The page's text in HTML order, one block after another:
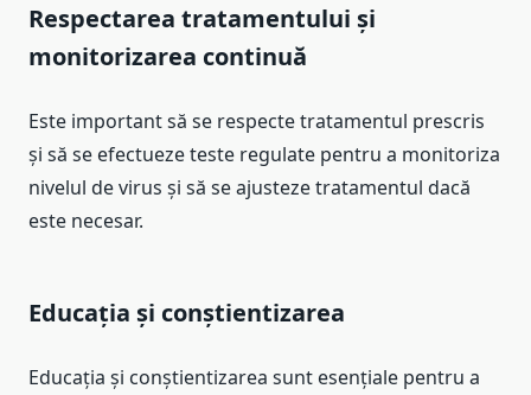
Respectarea tratamentului și
monitorizarea continuă
Este important să se respecte tratamentul prescris
și să se efectueze teste regulate pentru a monitoriza
nivelul de virus și să se ajusteze tratamentul dacă
este necesar.
Educația și conștientizarea
Educația și conștientizarea sunt esențiale pentru a